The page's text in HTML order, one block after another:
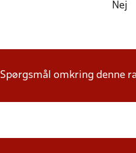
Nej
Spørgsmål omkring denne